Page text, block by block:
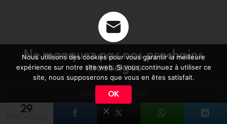
29
Ne manquez pas nos prochains
messages
mail
Nous utilisons des cookies pour vous garantir la meilleure
expérience sur notre site web. Si vous continuez à utiliser ce
site, nous supposerons que vous en êtes satisfait.
OK